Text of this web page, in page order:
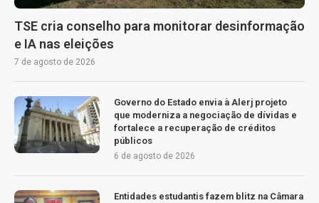
TSE cria conselho para monitorar desinformação
e IA nas eleições
7 de agosto de 2026
Governo do Estado envia à Alerj projeto
que moderniza a negociação de dívidas e
fortalece a recuperação de créditos
públicos
6 de agosto de 2026
Entidades estudantis fazem blitz na Câmara